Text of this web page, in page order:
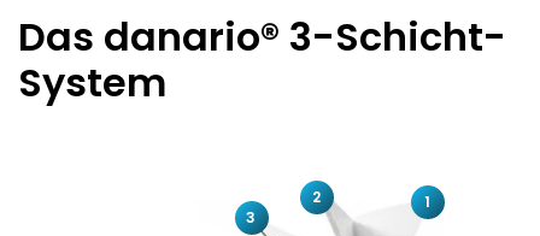
Das danario® 3-Schicht-
System
1
2
3